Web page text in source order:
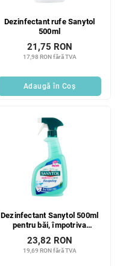
Dezinfectant rufe Sanytol
500ml
17,98 RON fără TVA
21,75 RON
Adaugă în Coş
Dezinfectant Sanytol 500ml
pentru băi, împotriva
calcarului
19,69 RON fără TVA
23,82 RON